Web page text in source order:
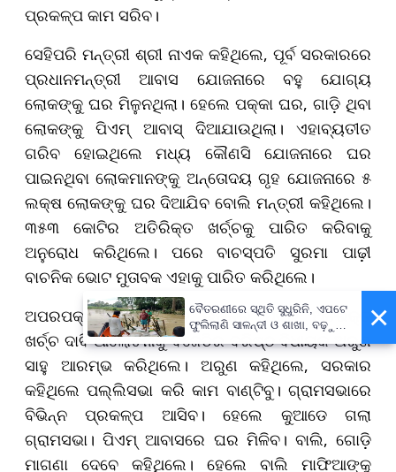
ପ୍ରକଳ୍ପ କାମ ସରିବ।
ସେହିପରି ମନ୍ତ୍ରୀ ଶ୍ରୀ ନାଏକ କହିଥିଲେ, ପୂର୍ବ ସରକାରରେ
ପ୍ରଧାନମନ୍ତ୍ରୀ ଆବାସ ଯୋଜନାରେ ବହୁ ଯୋଗ୍ୟ
ଲୋକଙ୍କୁ ଘର ମିଳୁନଥିଲା। ହେଲେ ପକ୍କା ଘର, ଗାଡ଼ି ଥିବା
ଲୋକଙ୍କୁ ପିଏମ୍‌ ଆବାସ୍‌ ଦିଆଯାଉଥିଲା। ଏହାବ୍ୟତୀତ
ଗରିବ ହୋଇଥିଲେ ମଧ୍ୟ କୌଣସି ଯୋଜନାରେ ଘର
ପାଇନଥିବା ଲୋକମାନଙ୍କୁ ଅନ୍ତୋଦୟ ଗୃହ ଯୋଜନାରେ ୫
ଲକ୍ଷ ଲୋକଙ୍କୁ ଘର ଦିଆଯିବ ବୋଲି ମନ୍ତ୍ରୀ କହିଥିଲେ।
୩୫୩ କୋଟିର ଅତିରିକ୍ତ ଖର୍ଚ୍ଚକୁ ପାରିତ କରିବାକୁ
ଅନୁରୋଧ କରିଥିଲେ। ପରେ ବାଚସ୍ପତି ସୁରମା ପାଢ଼ୀ
ବାଚନିକ ଭୋଟ ମୁତାବକ ଏହାକୁ ପାରିତ କରିଥିଲେ।
ଅପରପକ୍ଷେ ମନ୍ତ୍ରୀଙ୍କ ଉତ୍ତର ପୂର୍ବରୁ ଅତିରିକ୍ତ
ଖର୍ଚ୍ଚ ଦାବି ଆଲୋଚନାକୁ ବିଜେଡିର ବରିଷ୍ଠ ବିଧାୟକ ଅରୁଣ
ସାହୁ ଆରମ୍ଭ କରିଥିଲେ। ଅରୁଣ କହିଥିଲେ, ସରକାର
କହିଥିଲେ ପଲ୍ଲିସଭା କରି କାମ ବାଣ୍ଟିବୁ। ଗ୍ରାମସଭାରେ
ବିଭିନ୍ନ ପ୍ରକଳ୍ପ ଆସିବ। ହେଲେ କୁଆଡେ ଗଲା
ଗ୍ରାମସଭା। ପିଏମ୍‌ ଆବାସରେ ଘର ମିଳିବ। ବାଲି, ଗୋଡ଼ି
ମାଗଣା ଦେବେ କହିଥିଲେ। ହେଲେ ବାଲି ମାଫିଆଙ୍କୁ
×
ବୈତରଣୀରେ ସ୍ଥିତି ସୁଧୁରିନି, ଏପଟେ
ଫୁଲିଲାଣି ସାଳନ୍ଦୀ ଓ ଶାଖା, ବଢ଼ୁଛି